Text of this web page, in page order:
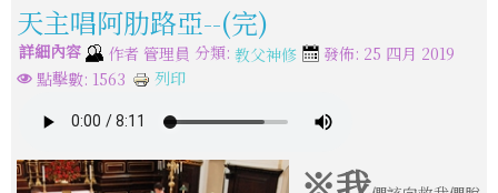
天主唱阿肋路亞--(完)
詳細內容 作者 管理員 分類: 教父神修
發佈: 25 四月 2019
點擊數: 1563
列印